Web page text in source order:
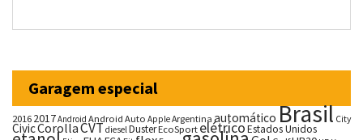
Garagem especial
20162017Android Android Auto AppleArgentina automáticoBrasil City
CivicCorollaCVTdieselDusterEcoSportelétricoEstados Unidos